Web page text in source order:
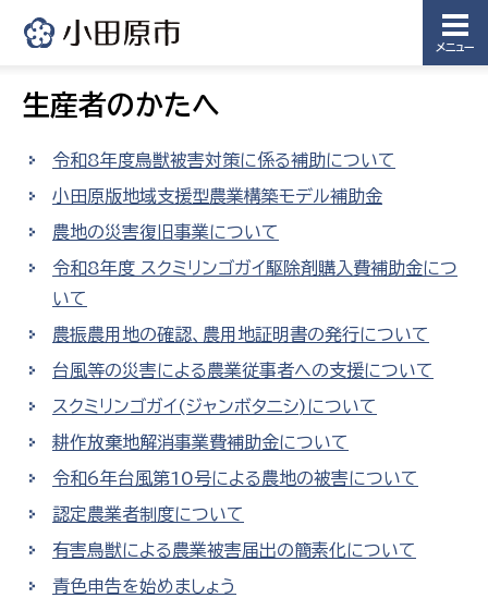
メニュー
生産者のかたへ
令和8年度鳥獣被害対策に係る補助について
小田原版地域支援型農業構築モデル補助金
農地の災害復旧事業について
令和8年度 スクミリンゴガイ駆除剤購入費補助金につ
いて
農振農用地の確認、農用地証明書の発行について
台風等の災害による農業従事者への支援について
スクミリンゴガイ(ジャンボタニシ)について
耕作放棄地解消事業費補助金について
令和6年台風第10号による農地の被害について
認定農業者制度について
有害鳥獣による農業被害届出の簡素化について
青色申告を始めましょう